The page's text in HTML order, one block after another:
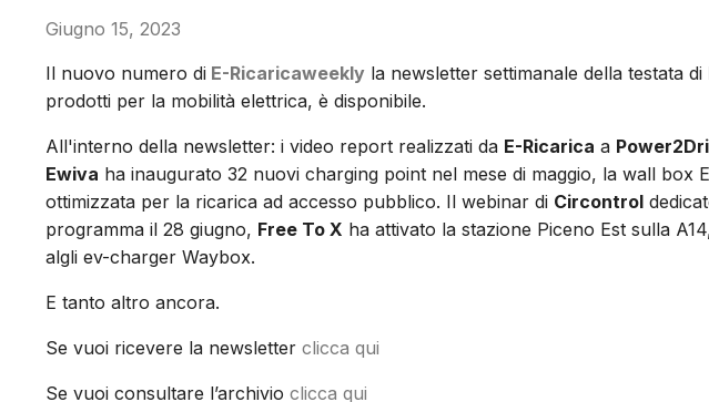
Giugno 15, 2023
Il nuovo numero di E-Ricaricaweekly la newsletter settimanale della testata di
prodotti per la mobilità elettrica, è disponibile.
All'interno della newsletter: i video report realizzati da E-Ricarica a
Ewiva ha inaugurato 32 nuovi charging point nel mese di maggio, la wall box
ottimizzata per la ricarica ad accesso pubblico. Il webinar di Circontrol
programma il 28 giugno, Free To X ha attivato la stazione Piceno Est sulla
algli ev-charger Waybox.
E tanto altro ancora.
Se vuoi ricevere la newsletter clicca qui
Se vuoi consultare l’archivio clicca qui